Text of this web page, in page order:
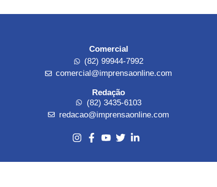
Comercial
(82) 99944-7992
comercial@imprensaonline.com
Redação
(82) 3435-6103
redacao@imprensaonline.com